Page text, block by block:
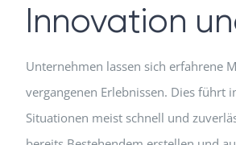
Innovation
Unternehmen lassen sich erfahrene
vergangenen Erlebnissen. Dies führt
Situationen meist schnell und